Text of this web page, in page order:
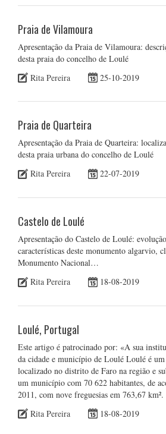
Praia de Vilamoura
Apresentação da Praia de Vilamoura:
desta praia do concelho de Loulé
Rita Pereira
25-10-2019
Praia de Quarteira
Apresentação da Praia de Quarteira:
desta praia urbana do concelho de Loulé
Rita Pereira
22-07-2019
Castelo de Loulé
Apresentação do Castelo de Loulé:
características deste monumento algarvio,
Monumento Nacional…
Rita Pereira
18-08-2019
Loulé, Portugal
Este artigo é patrocinado por: «A sua
da cidade e município de Loulé Loulé é
localizado no distrito de Faro na região e
um município com 70 622 habitantes, de
2011, com nove freguesias em 763,67
Rita Pereira
18-08-2019